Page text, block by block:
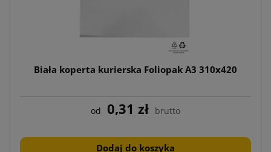
Biała koperta kurierska Foliopak A3 310x420
od 0,31 zł brutto
Dodaj do koszyka